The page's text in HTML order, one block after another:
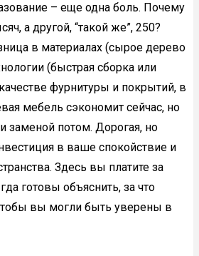
– еще одна боль. Почему
а другой, “такой же”, 250?
в материалах (сырое дерево
(быстрая сборка или
фурнитуры и покрытий, в
мебель сэкономит сейчас, но
заменой потом. Дорогая, но
в ваше спокойствие и
Здесь вы платите за
готовы объяснить, за что
вы могли быть уверены в